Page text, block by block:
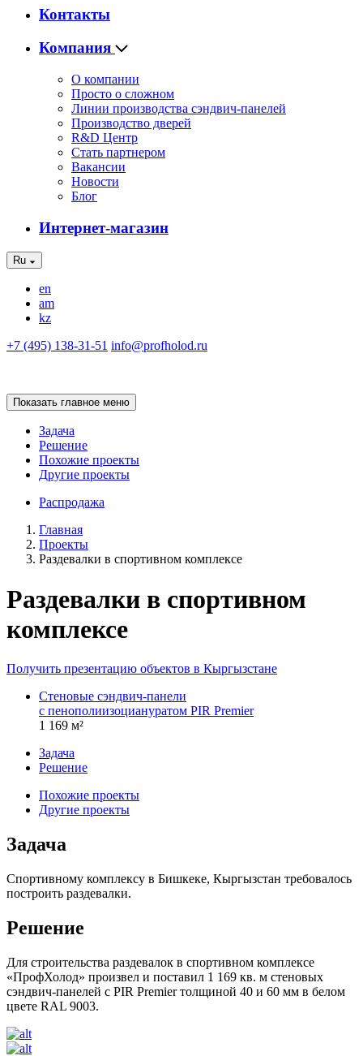
Контакты
Компания
О компании
Просто о сложном
Линии производства сэндвич-панелей
Производство дверей
R&D Центр
Стать партнером
Вакансии
Новости
Блог
Интернет-магазин
Ru
en
am
kz
+7 (495) 138-31-51 info@profholod.ru
Показать главное меню
Задача
Решение
Похожие проекты
Другие проекты
Распродажа
Главная
Проекты
Раздевалки в спортивном комплексе
Раздевалки в спортивном
комплексе
Получить презентацию объектов в Кыргызстане
Стеновые сэндвич-панели
с пенополиизоциануратом PIR Premier
1 169 м²
Задача
Решение
Похожие проекты
Другие проекты
Задача
Спортивному комплексу в Бишкеке, Кыргызстан требовалось
построить раздевалки.
Решение
Для строительства раздевалок в спортивном комплексе
«ПрофХолод» произвел и поставил 1 169 кв. м стеновых
сэндвич-панелей с PIR Premier толщиной 40 и 60 мм в белом
цвете RAL 9003.